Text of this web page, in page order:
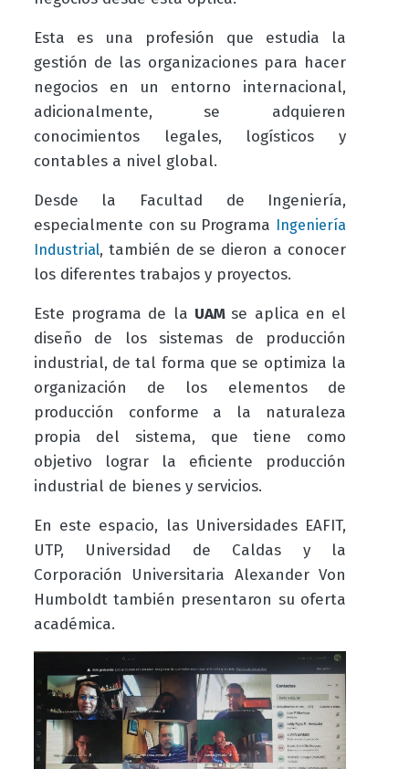
Esta es una profesión que estudia la
gestión de las organizaciones para hacer
negocios en un entorno internacional,
adicionalmente, se adquieren
conocimientos legales, logísticos y
contables a nivel global.
Desde la Facultad de Ingeniería,
especialmente con su Programa Ingeniería
Industrial, también de se dieron a conocer
los diferentes trabajos y proyectos.
Este programa de la UAMse aplica en el
diseño de los sistemas de producción
industrial, de tal forma que se optimiza la
organización de los elementos de
producción conforme a la naturaleza
propia del sistema, que tiene como
objetivo lograr la eficiente producción
industrial de bienes y servicios.
En este espacio, las Universidades EAFIT,
UTP, Universidad de Caldas y la
Corporación Universitaria Alexander Von
Humboldt también presentaron su oferta
académica.